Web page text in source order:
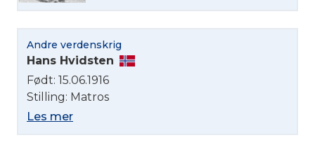
Andre verdenskrig
Hans Hvidsten
Født: 15.06.1916
Stilling: Matros
Les mer